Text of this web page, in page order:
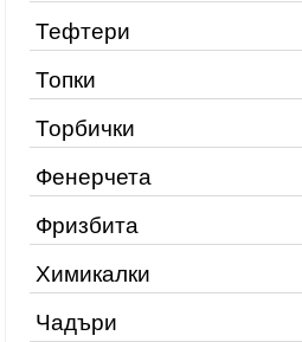
Тефтери
Топки
Торбички
Фенерчета
Фризбита
Химикалки
Чадъри